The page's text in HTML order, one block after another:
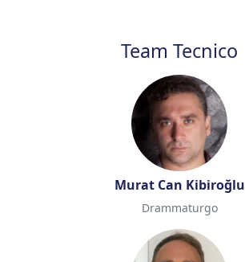
Team Tecnico
Murat Can Kibiroğlu
Drammaturgo